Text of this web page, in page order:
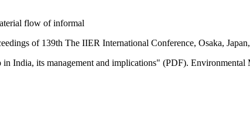
flow of informal
of 139th The IIER International Conference, Osaka,
India, its management and implications" (PDF).